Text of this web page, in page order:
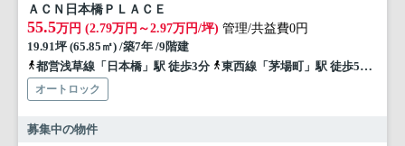
ＡＣＮ日本橋ＰＬＡＣＥ
55.5万円 (2.79万円～2.97万円/坪) 管理/共益費0円
19.91坪 (65.85㎡) /築7年 /9階建
都営浅草線「日本橋」駅 徒歩3分
東西線「茅場町」駅 徒歩5分
オートロック
募集中の物件